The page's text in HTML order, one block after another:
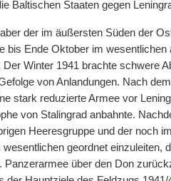
Baltischen Staaten gegen
der im äußersten Süden der
bis Ende Oktober im
Winter 1941 brachte schwere
von Anlandungen. Nach
stark reduzierte Armee vor
von Stalingrad anbahnte.
Heeresgruppe und der noch
geordnet einzuleiten,
über den Don